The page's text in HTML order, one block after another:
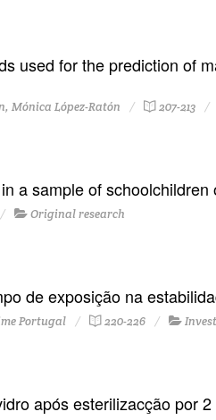
used for the prediction of
Mónica López-Ratón 207-213
a sample of
Original research
de exposição na
Portugal 220-226
após esterilizacção por